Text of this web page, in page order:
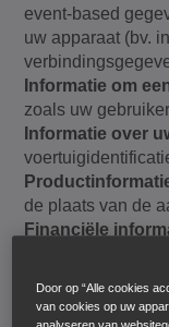
event-based
uw apparaat (bv.
Informatie om
zoals uw
Informatie over
de plaats van de
Financiële
handtekeningen,
Door op “Alle cookies
van cookies op uw